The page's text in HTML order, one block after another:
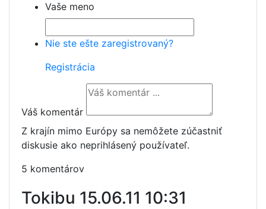
Vaše meno
Nie ste ešte zaregistrovaný?
Registrácia
Váš komentár
Z krajín mimo Európy sa nemôžete zúčastniť
diskusie ako neprihlásený používateľ.
5 komentárov
Tokibu 15.06.11 10:31